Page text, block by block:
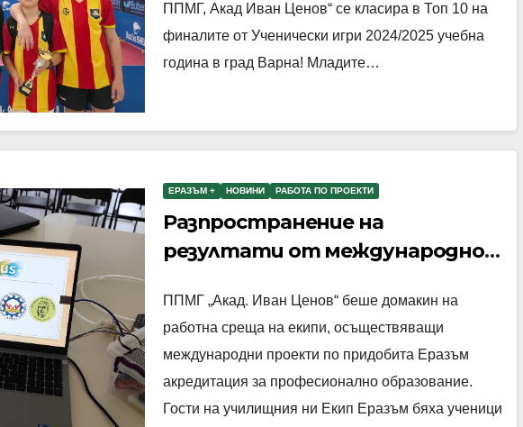
ППМГ, Акад Иван Ценов“ се класира в Топ 10 на
финалите от Ученически игри 2024/2025 учебна
година в град Варна! Младите…
ЕРАЗЪМ + НОВИНИ РАБОТА ПО ПРОЕКТИ
Разпространение на
резултати от международно
акредитация за професионално
образование
ППМГ „Акад. Иван Ценов“ беше домакин на
работна среща на екипи, осъществяващи
международни проекти по придобита Еразъм
акредитация за професионално образование.
Гости на училищния ни Екип Еразъм бяха ученици